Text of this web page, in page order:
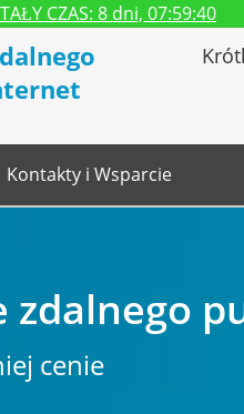
CZAS: 8 dni, 07:59:39
Kontakty i Wsparcie
cenie